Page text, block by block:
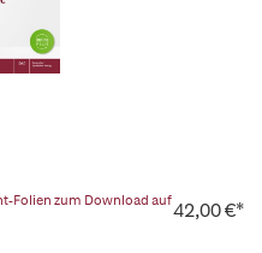
Folien zum Download auf42,00 €*